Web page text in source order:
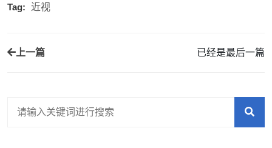
Tag: 近视
上一篇 已经是最后一篇